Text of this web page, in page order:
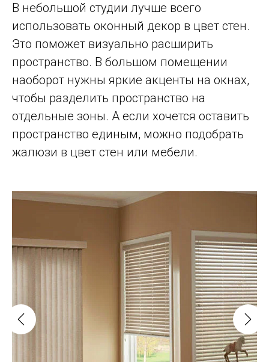
В небольшой студии лучше всего
использовать оконный декор в цвет стен.
Это поможет визуально расширить
пространство. В большом помещении
наоборот нужны яркие акценты на окнах,
чтобы разделить пространство на
отдельные зоны. А если хочется оставить
пространство единым, можно подобрать
жалюзи в цвет стен или мебели.